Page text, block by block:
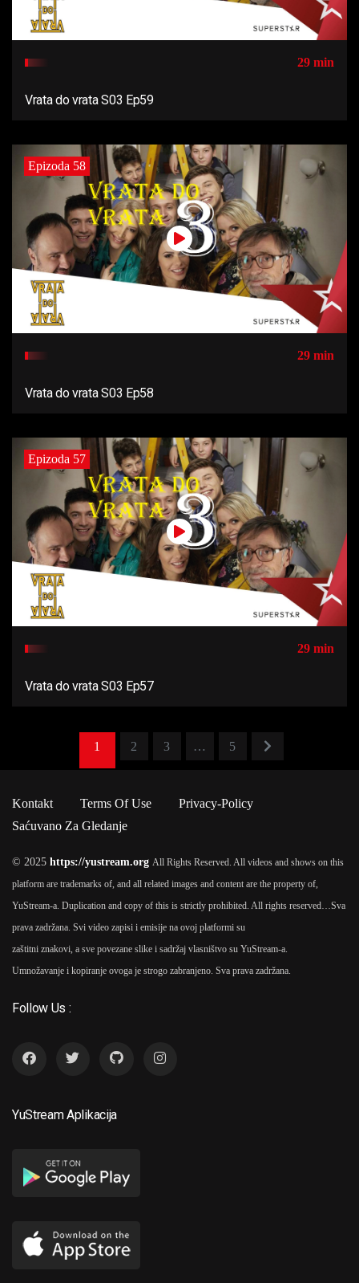
29 min
Vrata do vrata S03 Ep59
Epizoda 58
29 min
Vrata do vrata S03 Ep58
Epizoda 57
29 min
Vrata do vrata S03 Ep57
1 2 3 … 5
Kontakt Terms Of Use
Privacy-Policy
Saćuvano Za Gledanje
© 2025 https://yustream.org All Rights Reserved. All videos and shows on this
platform are trademarks of, and all related images and content are the property of,
YuStream-a. Duplication and copy of this is strictly prohibited. All rights reserved… Sva
prava zadržana. Svi video zapisi i emisije na ovoj platformi su
zaštitni znakovi, a sve povezane slike i sadržaj vlasništvo su YuStream-a.
Umnožavanje i kopiranje ovoga je strogo zabranjeno. Sva prava zadržana.
Follow Us :
YuStream Aplikacija